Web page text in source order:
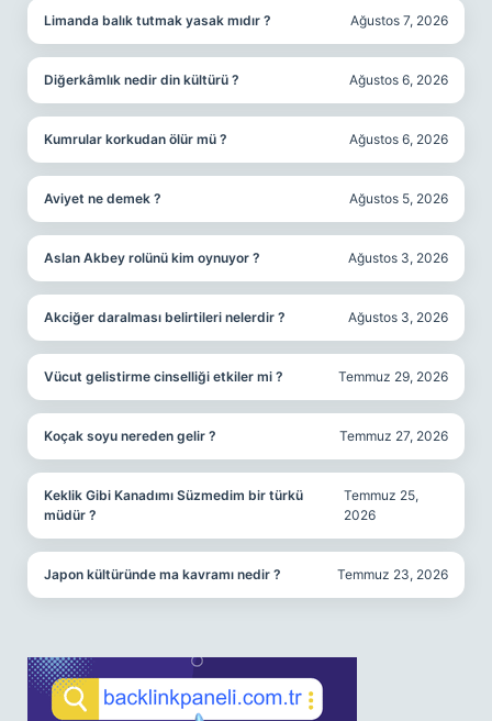
Limanda balık tutmak yasak mıdır ? Ağustos 7, 2026
Diğerkâmlık nedir din kültürü ? Ağustos 6, 2026
Kumrular korkudan ölür mü ? Ağustos 6, 2026
Aviyet ne demek ? Ağustos 5, 2026
Aslan Akbey rolünü kim oynuyor ? Ağustos 3, 2026
Akciğer daralması belirtileri nelerdir ? Ağustos 3, 2026
Vücut gelistirme cinselliği etkiler mi ? Temmuz 29, 2026
Koçak soyu nereden gelir ? Temmuz 27, 2026
Keklik Gibi Kanadımı Süzmedim bir türkü
müdür ?
Temmuz 25,
2026
Japon kültüründe ma kavramı nedir ? Temmuz 23, 2026